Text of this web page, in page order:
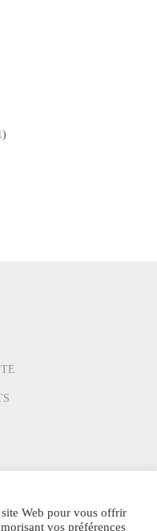
Web pour vous offrir
vos préférences